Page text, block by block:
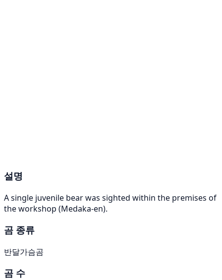
설명
A single juvenile bear was sighted within the premises of
the workshop (Medaka-en).
곰 종류
반달가슴곰
곰 수